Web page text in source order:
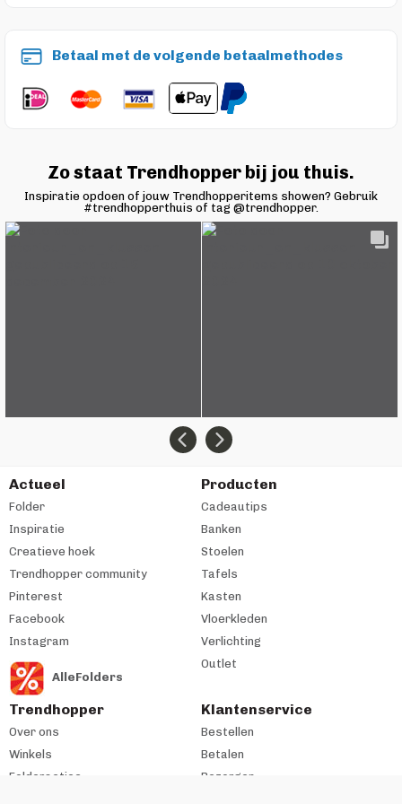
Betaal met de volgende betaalmethodes
Zo staat Trendhopper bij jou thuis.
Inspiratie opdoen of jouw Trendhopperitems showen? Gebruik
#trendhopperthuis of tag @trendhopper.
Actueel
Folder
Inspiratie
Creatieve hoek
Trendhopper community
Pinterest
Facebook
Instagram
AlleFolders
Producten
Cadeautips
Banken
Stoelen
Tafels
Kasten
Vloerkleden
Verlichting
Outlet
Trendhopper
Over ons
Winkels
Folderacties
Klantenservice
Bestellen
Betalen
Bezorgen